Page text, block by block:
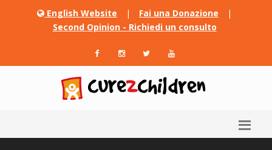
English Website | Fai una Donazione
|
Second Opinion - Richiedi un consulto